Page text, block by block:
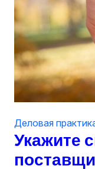
Укажите
Деловая